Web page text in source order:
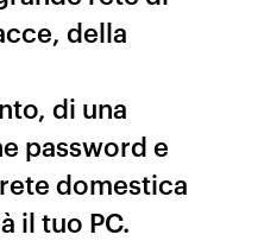
della
di una
password e
domestica
il tuo PC.